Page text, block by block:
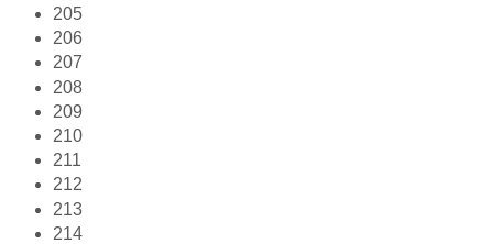
205
206
207
208
209
210
211
212
213
214